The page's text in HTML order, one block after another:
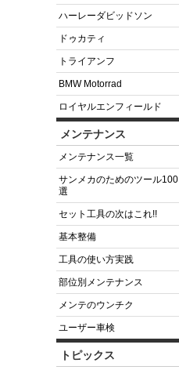
ハーレーダビッドソン
ドゥカティ
トライアンフ
BMW Motorrad
ロイヤルエンフィールド
メンテナンス
メンテナンス一覧
サンメカのためのツール100
選
セット工具の次はこれ!!
基本整備
工具の使い方実践
部位別メンテナンス
メンテのウンチク
ユーザー車検
トピックス